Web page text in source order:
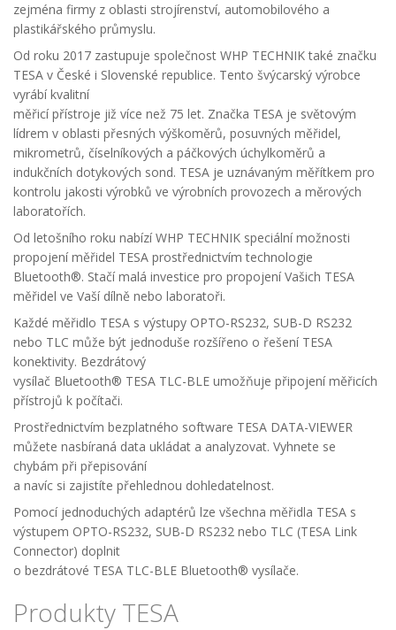
zejména firmy z oblasti strojírenství, automobilového a
plastikářského průmyslu.
Od roku 2017 zastupuje společnost WHP TECHNIK také značku
TESA v České i Slovenské republice. Tento švýcarský výrobce
vyrábí kvalitní
měřicí přístroje již více než 75 let. Značka TESA je světovým
lídrem v oblasti přesných výškoměrů, posuvných měřidel,
mikrometrů, číselníkových a páčkových úchylkoměrů a
indukčních dotykových sond. TESA je uznávaným měřítkem pro
kontrolu jakosti výrobků ve výrobních provozech a měrových
laboratořích.
Od letošního roku nabízí WHP TECHNIK speciální možnosti
propojení měřidel TESA prostřednictvím technologie
Bluetooth®. Stačí malá investice pro propojení Vašich TESA
měřidel ve Vaší dílně nebo laboratoři.
Každé měřidlo TESA s výstupy OPTO-RS232, SUB-D RS232
nebo TLC může být jednoduše rozšířeno o řešení TESA
konektivity. Bezdrátový
vysílač Bluetooth® TESA TLC-BLE umožňuje připojení měřicích
přístrojů k počítači.
Prostřednictvím bezplatného software TESA DATA-VIEWER
můžete nasbíraná data ukládat a analyzovat. Vyhnete se
chybám při přepisování
a navíc si zajistíte přehlednou dohledatelnost.
Pomocí jednoduchých adaptérů lze všechna měřidla TESA s
výstupem OPTO-RS232, SUB-D RS232 nebo TLC (TESA Link
Connector) doplnit
o bezdrátové TESA TLC-BLE Bluetooth® vysílače.
Produkty TESA